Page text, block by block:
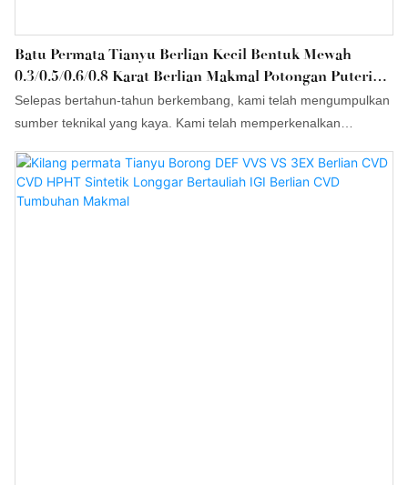
Batu Permata Tianyu Berlian Kecil Bentuk Mewah
0.3/0.5/0.6/0.8 Karat Berlian Makmal Potongan Puteri
Segi Empat Sama Harga Setiap Karat
Selepas bertahun-tahun berkembang, kami telah mengumpulkan
sumber teknikal yang kaya. Kami telah memperkenalkan
teknologi kami. Dalam bidang Batu Permata Lepas, harga borong
Tianyu berlian kecil bentuk mewah 0.3/0.5/0.6/0.8ct berlian